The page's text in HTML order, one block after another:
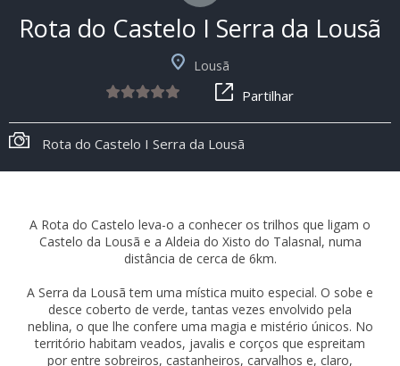
Rota do Castelo I Serra da Lousã
Lousã
Partilhar
Rota do Castelo I Serra da Lousã
A Rota do Castelo leva-o a conhecer os trilhos que ligam o
Castelo da Lousã e a Aldeia do Xisto do Talasnal, numa
distância de cerca de 6km.
A Serra da Lousã tem uma mística muito especial. O sobe e
desce coberto de verde, tantas vezes envolvido pela
neblina, o que lhe confere uma magia e mistério únicos. No
território habitam veados, javalis e corços que espreitam
por entre sobreiros, castanheiros, carvalhos e, claro,